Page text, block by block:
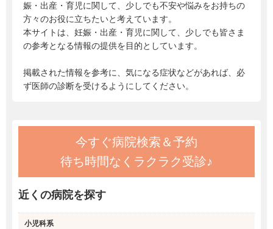
娠・出産・育児に関して、少しでも不安や悩みをお持ちの
方々のお役に立ちたいと考えています。
本サイトは、妊娠・出産・育児に関して、少しでも皆さま
の参考となる情報の提供を目的としています。
掲載された情報を参考に、気になる症状などがあれば、必
ず医師の診断を受けるようにしてください。
今すぐ病院検索＆予約
待ち時間なくラクラク受診♪
近くの病院を探す
小児科系